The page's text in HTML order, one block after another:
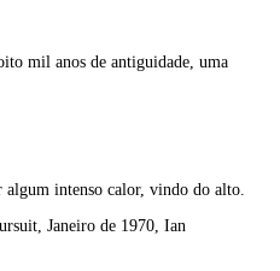
mil anos de antiguidade, uma
algum intenso calor, vindo do alto.
Janeiro de 1970, Ian